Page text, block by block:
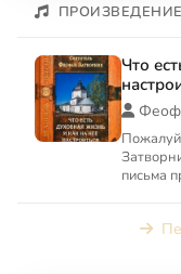
ПРОИЗВЕДЕНИЕ
Что
письма